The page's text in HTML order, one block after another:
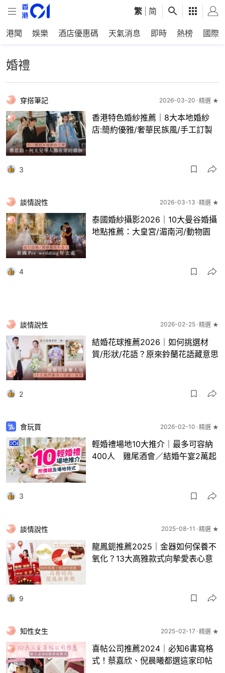
繁 简
港聞 娛樂 酒店優惠碼 天氣消息 即時 熱榜 國際
婚禮
穿搭筆記 2026-03-20 精選 ★
香港特色婚紗推薦｜8大本地婚紗
店:簡約優雅/奢華民族風/手工訂製
3
談情說性 2026-03-13 精選 ★
泰國婚紗攝影2026｜10大曼谷婚攝
地點推薦：大皇宮/湄南河/動物園
4
談情說性 2026-02-25 精選 ★
結婚花球推薦2026｜如何挑選材
質/形狀/花語？原來鈴蘭花語藏意思
2
食玩買 2026-02-10 精選 ★
輕婚禮場地10大推介｜最多可容納
400人 雞尾酒會／結婚午宴2萬起
3
談情說性 2025-08-11 精選 ★
龍鳳鈪推薦2025｜金器如何保養不
氧化？13大高雅款式向摰愛表心意
9
知性女生 2025-02-17 精選 ★
喜帖公司推薦2024｜必知6書寫格
式！蔡嘉欣、倪晨曦都選這家印帖